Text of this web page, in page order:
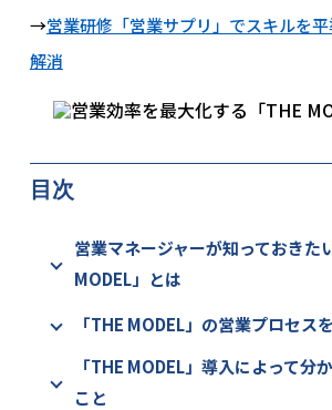
→営業研修「営業サプリ」でスキルを
解消
目次
営業マネージャーが知っておきた
MODEL」とは
「THE MODEL」の営業プロセス
「THE MODEL」導入によって分
こと